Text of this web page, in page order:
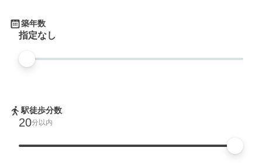
築年数
指定なし
駅徒歩分数
20分以内